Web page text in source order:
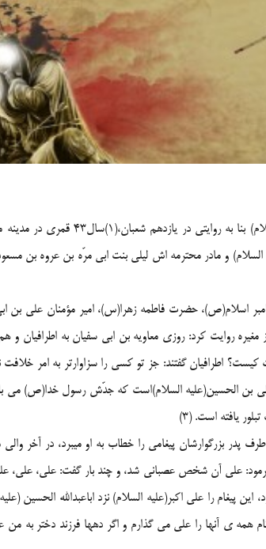
حضرت علي اكبر (علیه السلام) فرزند ابي عبدالله الحسين(علیه السلام) بنا
و مادر محترمه اش ليلي بنت ابي مرّه بن عروه بن
اسلام(ص)، حضرت فاطمه زهرا(س)، امير مؤمنان علي بن
مغيره روايت كرد: روزي معاويه بن ابي سفيان به اطرافيان و
اطرافيان گفتند: جز تو كسي را سزاوارتر به امر
بن الحسين(علیه السلام)است كه جدّش رسول خدا(ص) مي
يافته است. (3)
پدر بزرگوارشان پيغامي را خطاب به او ميبرد، در آخر والي
علي آن شخص عصباني شد، و چند بار گفت: علي، علي،
را علي اكبر(علیه السلام) نزد اباعبدالله الحسين
همه ي آنها را علي مي گذارم و اگر دهها فرزند دختر به من